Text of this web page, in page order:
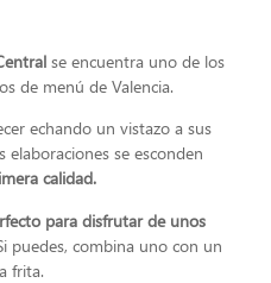
se encuentra uno de los
de menú de Valencia.
echando un vistazo a sus
elaboraciones se esconden
calidad.
para disfrutar de unos
puedes, combina uno con un
frita.